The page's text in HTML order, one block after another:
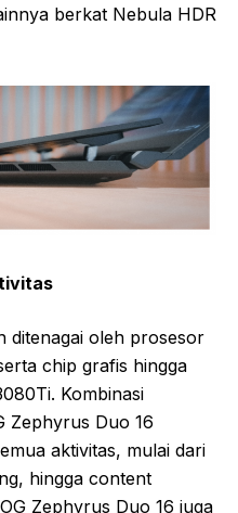
berkat Nebula HDR
ditenagai oleh prosesor
chip grafis hingga
Kombinasi
Zephyrus Duo 16
aktivitas, mulai dari
hingga content
Zephyrus Duo 16 juga